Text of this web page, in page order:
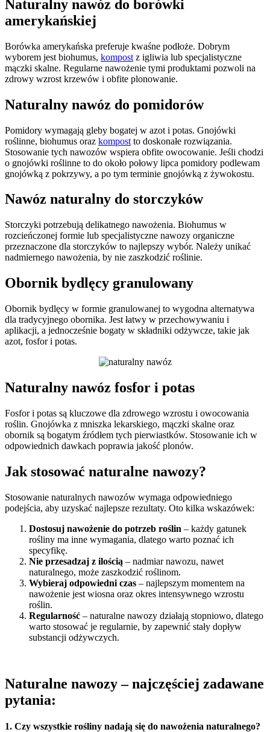
Naturalny nawóz do borówki
amerykańskiej
Borówka amerykańska preferuje kwaśne podłoże. Dobrym
wyborem jest biohumus, kompost z igliwia lub specjalistyczne
mączki skalne. Regularne nawożenie tymi produktami pozwoli na
zdrowy wzrost krzewów i obfite plonowanie.
Naturalny nawóz do pomidorów
Pomidory wymagają gleby bogatej w azot i potas. Gnojówki
roślinne, biohumus oraz kompost to doskonałe rozwiązania.
Stosowanie tych nawozów wspiera obfite owocowanie. Jeśli chodzi
o gnojówki roślinne to do około połowy lipca pomidory podlewam
gnojówką z pokrzywy, a po tym terminie gnojówką z żywokostu.
Nawóz naturalny do storczyków
Storczyki potrzebują delikatnego nawożenia. Biohumus w
rozcieńczonej formie lub specjalistyczne nawozy organiczne
przeznaczone dla storczyków to najlepszy wybór. Należy unikać
nadmiernego nawożenia, by nie zaszkodzić roślinie.
Obornik bydlęcy granulowany
Obornik bydlęcy w formie granulowanej to wygodna alternatywa
dla tradycyjnego obornika. Jest łatwy w przechowywaniu i
aplikacji, a jednocześnie bogaty w składniki odżywcze, takie jak
azot, fosfor i potas.
Naturalny nawóz fosfor i potas
Fosfor i potas są kluczowe dla zdrowego wzrostu i owocowania
roślin. Gnojówka z mniszka lekarskiego, mączki skalne oraz
obornik są bogatym źródłem tych pierwiastków. Stosowanie ich w
odpowiednich dawkach poprawia jakość plonów.
Jak stosować naturalne nawozy?
Stosowanie naturalnych nawozów wymaga odpowiedniego
podejścia, aby uzyskać najlepsze rezultaty. Oto kilka wskazówek:
Dostosuj nawożenie do potrzeb roślin – każdy gatunek
rośliny ma inne wymagania, dlatego warto poznać ich
specyfikę.
Nie przesadzaj z ilością – nadmiar nawozu, nawet
naturalnego, może zaszkodzić roślinom.
Wybieraj odpowiedni czas – najlepszym momentem na
nawożenie jest wiosna oraz okres intensywnego wzrostu
roślin.
Regularność – naturalne nawozy działają stopniowo, dlatego
warto stosować je regularnie, by zapewnić stały dopływ
substancji odżywczych.
Naturalne nawozy – najczęściej zadawane
pytania:
1. Czy wszystkie rośliny nadają się do nawożenia naturalnego?